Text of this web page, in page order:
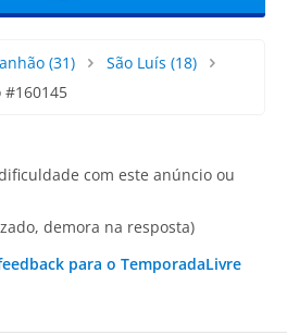
(31) São Luís (18)
com este anúncio ou
demora na resposta)
para o TemporadaLivre